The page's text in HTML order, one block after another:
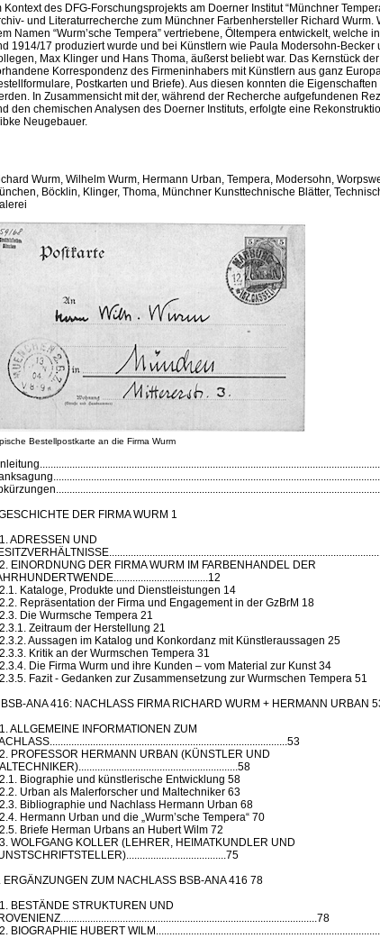
Kontext des DFG-Forschungsprojekts am Doerner Institut “Münchner
und Literaturrecherche zum Münchner Farbenhersteller Richard Wurm.
Namen “Wurm’sche Tempera” vertriebene, Öltempera entwickelt, welche
1914/17 produziert wurde und bei Künstlern wie Paula Modersohn-Becker
Max Klinger und Hans Thoma, äußerst beliebt war. Das Kernstück
Korrespondenz des Firmeninhabers mit Künstlern aus ganz
Postkarten und Briefe). Aus diesen konnten die
In Zusammensicht mit der, während der Recherche aufgefundenen
den chemischen Analysen des Doerner Instituts, erfolgte eine
Neugebauer.
Wurm, Wilhelm Wurm, Hermann Urban, Tempera, Modersohn,
Böcklin, Klinger, Thoma, Münchner Kunsttechnische Blätter,
Bestellpostkarte an die Firma Wurm
DER FIRMA WURM 1
ADRESSEN UND
EINORDNUNG DER FIRMA WURM IM FARBENHANDEL DER
Kataloge, Produkte und Dienstleistungen 14
Repräsentation der Firma und Engagement in der GzBrM 18
Die Wurmsche Tempera 21
Zeitraum der Herstellung 21
Aussagen im Katalog und Konkordanz mit Künstleraussagen 25
Kritik an der Wurmschen Tempera 31
Die Firma Wurm und ihre Kunden – vom Material zur Kunst 34
Fazit - Gedanken zur Zusammensetzung zur Wurmschen Tempera 51
BSB-ANA 416: NACHLASS FIRMA RICHARD WURM + HERMANN URBAN
ALLGEMEINE INFORMATIONEN ZUM
PROFESSOR HERMANN URBAN (KÜNSTLER UND
Biographie und künstlerische Entwicklung 58
Urban als Malerforscher und Maltechniker 63
Bibliographie und Nachlass Hermann Urban 68
Hermann Urban und die „Wurm’sche Tempera“ 70
Briefe Herman Urbans an Hubert Wilm 72
WOLFGANG KOLLER (LEHRER, HEIMATKUNDLER UND
ERGÄNZUNGEN ZUM NACHLASS BSB-ANA 416 78
BESTÄNDE STRUKTUREN UND
BIOGRAPHIE HUBERT